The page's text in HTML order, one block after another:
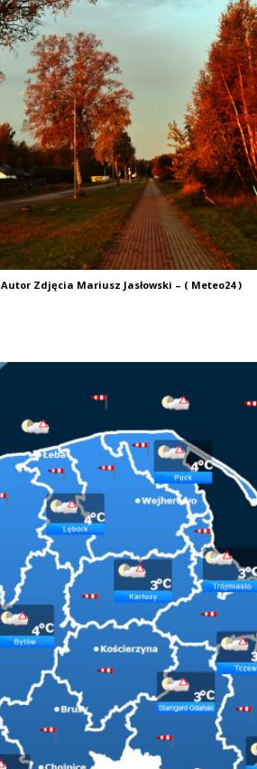
Autor Zdjęcia Mariusz Jasłowski – ( Meteo24 )